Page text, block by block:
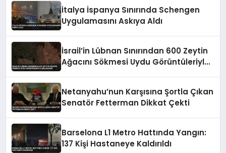
İtalya İspanya Sınırında Schengen
Uygulamasını Askıya Aldı
İsrail’in Lübnan Sınırından 600 Zeytin
Ağacını Sökmesi Uydu Görüntüleriyle
Netanyahu’nun Karşısına Şortla Çıkan
Senatör Fetterman Dikkat Çekti
Barselona L1 Metro Hattında Yangın:
137 Kişi Hastaneye Kaldırıldı